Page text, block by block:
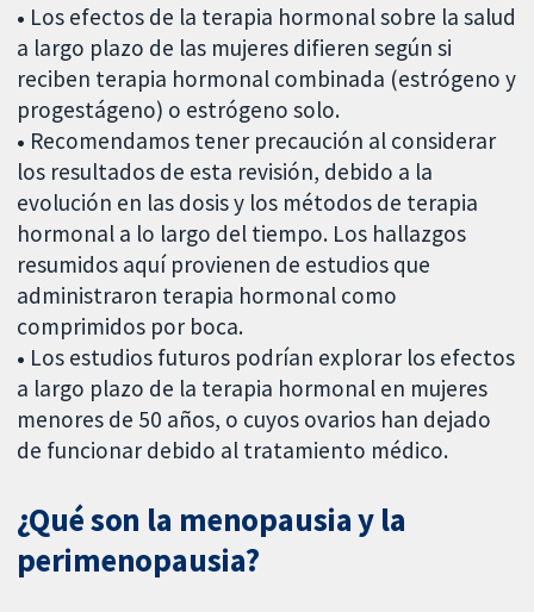
• Los efectos de la terapia hormonal sobre la salud
a largo plazo de las mujeres difieren según si
reciben terapia hormonal combinada (estrógeno y
progestágeno) o estrógeno solo.
• Recomendamos tener precaución al considerar
los resultados de esta revisión, debido a la
evolución en las dosis y los métodos de terapia
hormonal a lo largo del tiempo. Los hallazgos
resumidos aquí provienen de estudios que
administraron terapia hormonal como
comprimidos por boca.
• Los estudios futuros podrían explorar los efectos
a largo plazo de la terapia hormonal en mujeres
menores de 50 años, o cuyos ovarios han dejado
de funcionar debido al tratamiento médico.
¿Qué son la menopausia y la
perimenopausia?